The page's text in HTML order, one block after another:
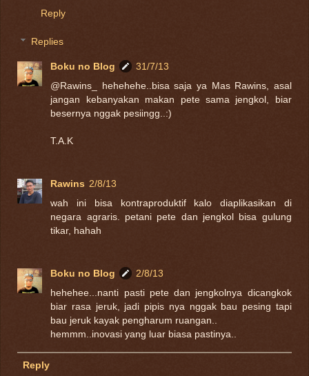
Reply
Replies
Boku no Blog
31/7/13
@Rawins_ hehehehe..bisa saja ya Mas Rawins, asal
jangan kebanyakan makan pete sama jengkol, biar
besernya nggak pesiingg..:)
T.A.K
Rawins 2/8/13
wah ini bisa kontraproduktif kalo diaplikasikan di
negara agraris. petani pete dan jengkol bisa gulung
tikar, hahah
Boku no Blog
2/8/13
hehehee...nanti pasti pete dan jengkolnya dicangkok
biar rasa jeruk, jadi pipis nya nggak bau pesing tapi
bau jeruk kayak pengharum ruangan..
hemmm..inovasi yang luar biasa pastinya..
Reply